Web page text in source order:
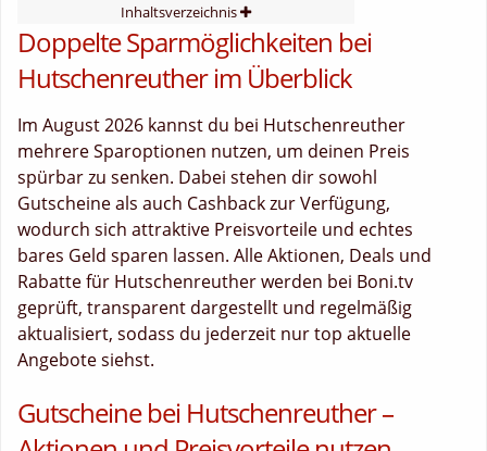
Inhaltsverzeichnis
Doppelte Sparmöglichkeiten bei
Hutschenreuther im Überblick
Im August 2026 kannst du bei Hutschenreuther
mehrere Sparoptionen nutzen, um deinen Preis
spürbar zu senken. Dabei stehen dir sowohl
Gutscheine als auch Cashback zur Verfügung,
wodurch sich attraktive Preisvorteile und echtes
bares Geld sparen lassen. Alle Aktionen, Deals und
Rabatte für Hutschenreuther werden bei Boni.tv
geprüft, transparent dargestellt und regelmäßig
aktualisiert, sodass du jederzeit nur top aktuelle
Angebote siehst.
Gutscheine bei Hutschenreuther –